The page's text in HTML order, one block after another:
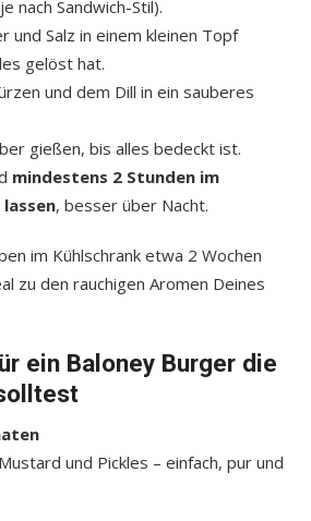
nach Sandwich-Stil).
und Salz in einem kleinen Topf
gelöst hat.
und dem Dill in ein sauberes
gießen, bis alles bedeckt ist.
mindestens 2 Stunden im
, besser über Nacht.
im Kühlschrank etwa 2 Wochen
zu den rauchigen Aromen Deines
ein Baloney Burger die
und Pickles – einfach, pur und